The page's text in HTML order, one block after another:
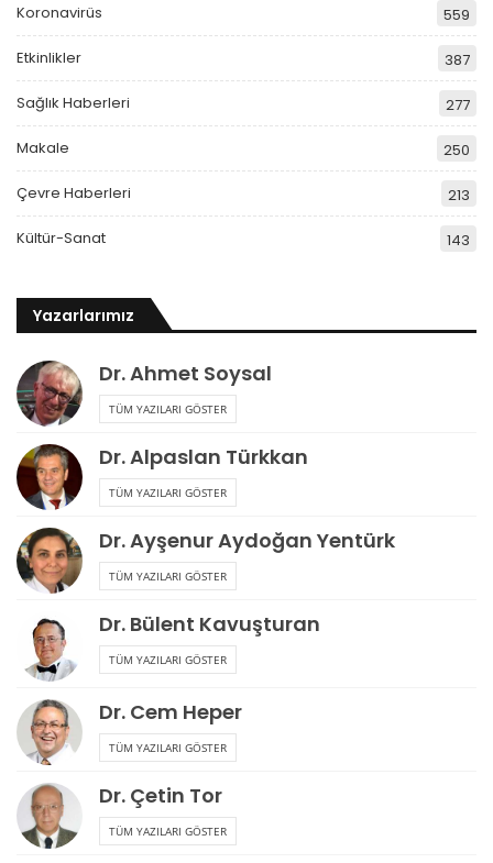
Koronavirüs 559
Etkinlikler 387
Sağlık Haberleri 277
Makale 250
Çevre Haberleri 213
Kültür-Sanat 143
Yazarlarımız
Dr. Ahmet Soysal
TÜM YAZILARI GÖSTER
Dr. Alpaslan Türkkan
TÜM YAZILARI GÖSTER
Dr. Ayşenur Aydoğan Yentürk
TÜM YAZILARI GÖSTER
Dr. Bülent Kavuşturan
TÜM YAZILARI GÖSTER
Dr. Cem Heper
TÜM YAZILARI GÖSTER
Dr. Çetin Tor
TÜM YAZILARI GÖSTER